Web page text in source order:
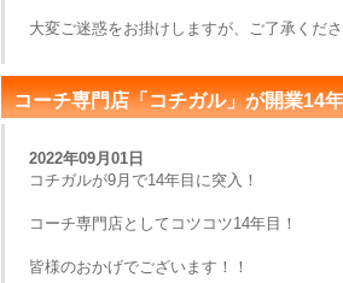
大変ご迷惑をお掛けしますが、ご了承くだ
コーチ専門店「コチガル」が開業14
2022年09月01日
コチガルが9月で14年目に突入！
コーチ専門店としてコツコツ14年目！
皆様のおかげでございます！！